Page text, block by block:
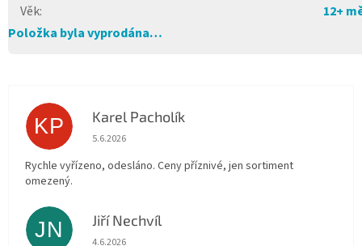
Věk:
12+
Položka byla vyprodána…
KP Karel Pacholík
Hodnocení obchodu je 4 z 5 hvězdiček.
5.6.2026
Rychle vyřízeno, odesláno. Ceny příznivé, jen sortiment
omezený.
JN Jiří Nechvíl
Hodnocení obchodu je 5 z 5 hvězdiček.
4.6.2026